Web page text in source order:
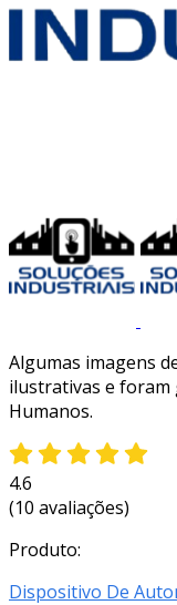
Algumas imagens
ilustrativas e foram
Humanos.
4.6
(10 avaliações)
Produto:
Dispositivo De